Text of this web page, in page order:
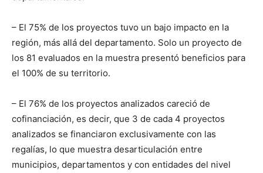
– El 75% de los proyectos tuvo un bajo impacto en la
región, más allá del departamento. Solo un proyecto de
los 81 evaluados en la muestra presentó beneficios para
el 100% de su territorio.
– El 76% de los proyectos analizados careció de
cofinanciación, es decir, que 3 de cada 4 proyectos
analizados se financiaron exclusivamente con las
regalías, lo que muestra desarticulación entre
municipios, departamentos y con entidades del nivel